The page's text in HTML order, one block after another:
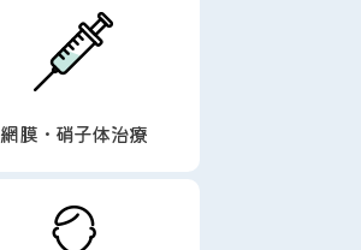
網膜・硝子体治療